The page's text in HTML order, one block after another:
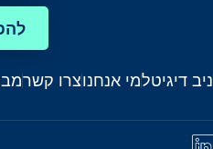
ניב דיגיטלמי אנחנוצרו קשר